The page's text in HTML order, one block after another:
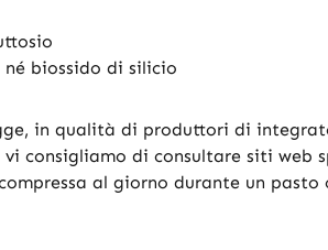
biossido di silicio
in qualità di produttori di
consigliamo di consultare siti
al giorno durante un pasto